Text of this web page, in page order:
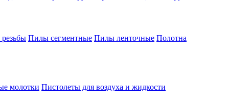
Пилы сегментные Пилы ленточные Полотна
молотки Пистолеты для воздуха и жидкости